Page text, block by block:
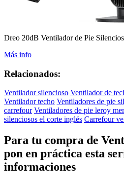
Dreo 20dB Ventilador de Pie
Más info
Relacionados:
Ventilador silencioso Ventilador de
Ventilador techo Ventiladores de pie
carrefour Ventiladores de pie leroy
silenciosos el corte inglés Carrefour
Para tu compra de
pon en práctica esta
informaciones